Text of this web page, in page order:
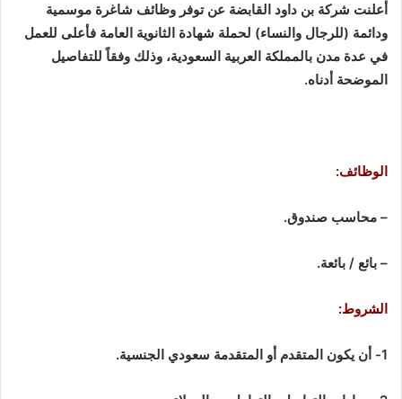
أعلنت شركة بن داود القابضة عن توفر وظائف شاغرة موسمية
ودائمة (للرجال والنساء) لحملة شهادة الثانوية العامة فأعلى للعمل
في عدة مدن بالمملكة العربية السعودية، وذلك وفقاً للتفاصيل
الموضحة أدناه.
الوظائف:
– محاسب صندوق.
– بائع / بائعة.
الشروط:
1- أن يكون المتقدم أو المتقدمة سعودي الجنسية.